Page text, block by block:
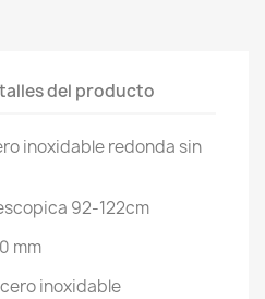
del producto
inoxidable redonda sin
92-122cm
mm
inoxidable